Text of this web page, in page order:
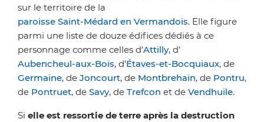
sur le territoire de la
paroisse Saint-Médard en Vermandois. Elle figure
parmi une liste de douze édifices dédiés à ce
personnage comme celles d'Attilly, d'
Aubencheul-aux-Bois, d'Étaves-et-Bocquiaux, de
Germaine, de Joncourt, de Montbrehain, de Pontru,
de Pontruet, de Savy, de Trefcon et de Vendhuile.
Si elle est ressortie de terre après la destruction